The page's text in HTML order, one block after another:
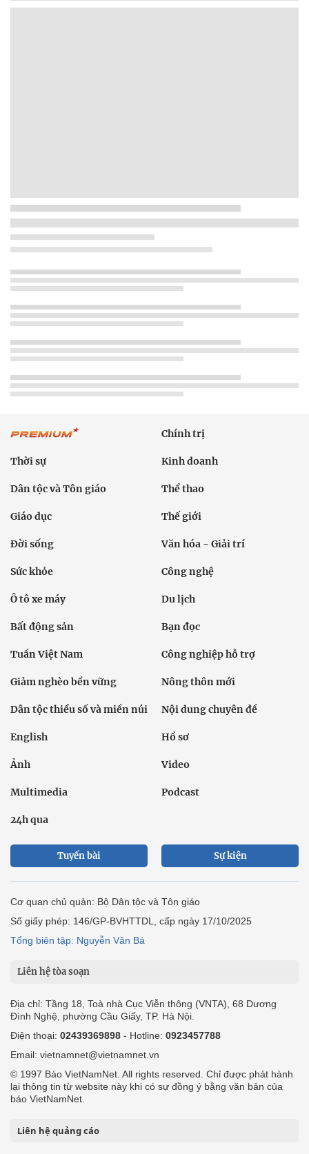
Chính trị
Thời sự Kinh doanh
Dân tộc và Tôn giáo Thể thao
Giáo dục Thế giới
Đời sống Văn hóa - Giải trí
Sức khỏe Công nghệ
Ô tô xe máy Du lịch
Bất động sản Bạn đọc
Tuần Việt Nam Công nghiệp hỗ trợ
Giảm nghèo bền vững Nông thôn mới
Dân tộc thiểu số và miền núi Nội dung chuyên đề
English Hồ sơ
Ảnh Video
Multimedia Podcast
24h qua
Tuyến bài Sự kiện
Cơ quan chủ quản: Bộ Dân tộc và Tôn giáo
Số giấy phép: 146/GP-BVHTTDL, cấp ngày 17/10/2025
Tổng biên tập: Nguyễn Văn Bá
Liên hệ tòa soạn
Địa chỉ: Tầng 18, Toà nhà Cục Viễn thông (VNTA), 68 Dương
Đình Nghệ, phường Cầu Giấy, TP. Hà Nội.
Điện thoại: 02439369898 - Hotline: 0923457788
Email: vietnamnet@vietnamnet.vn
© 1997 Báo VietNamNet. All rights reserved. Chỉ được phát hành
lại thông tin từ website này khi có sự đồng ý bằng văn bản của
báo VietNamNet.
Liên hệ quảng cáo